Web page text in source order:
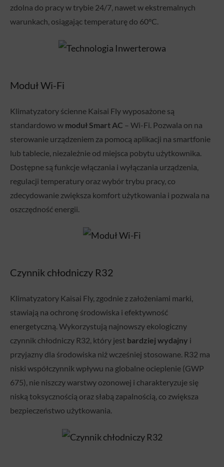
zdolna do pracy w trybie 24/7, nawet w ekstremalnych
warunkach, osiągając temperaturę do 60°C.
Moduł Wi-Fi
Klimatyzatory ścienne Kaisai Fly wyposażone są
standardowo w moduł Smart AC – Wi-Fi. Pozwala on na
sterowanie urządzeniem za pomocą aplikacji na smartfonie
lub tablecie, niezależnie od miejsca pobytu użytkownika.
Dostępne są funkcje włączania i wyłączania urządzenia,
regulacji temperatury oraz wybór trybu pracy, co
zdecydowanie zwiększa komfort użytkowania i pozwala na
oszczędność energii.
Czynnik chłodniczy R32
Klimatyzatory Kaisai Fly, zgodnie z założeniami marki,
stawiają na ochronę środowiska i efektywność
energetyczną. Wykorzystują najnowszy ekologiczny
czynnik chłodniczy R32, który jest bardziej wydajny i
przyjazny dla środowiska niż wcześniej stosowane. R32 ma
niski współczynnik wpływu na globalne ocieplenie (GWP
675), nie niszczy warstwy ozonowej i charakteryzuje się
niską toksycznością oraz słabą zapalnością, co zwiększa
bezpieczeństwo użytkowania.